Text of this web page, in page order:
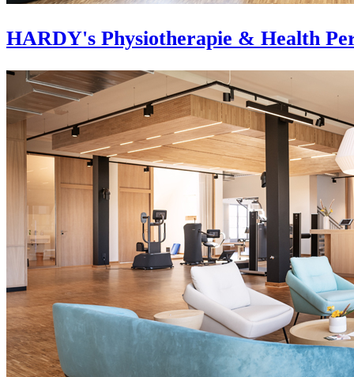
HARDY's Physiotherapie & Health